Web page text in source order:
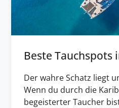
Beste Tauchspots
Der wahre Schatz liegt
Wenn du durch die
begeisterter Taucher